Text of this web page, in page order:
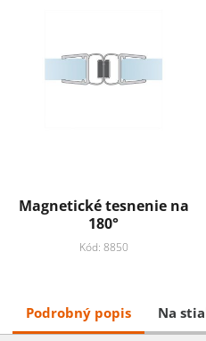
Magnetické tesnenie na
180°
Kód: 8850
Podrobný popis Na